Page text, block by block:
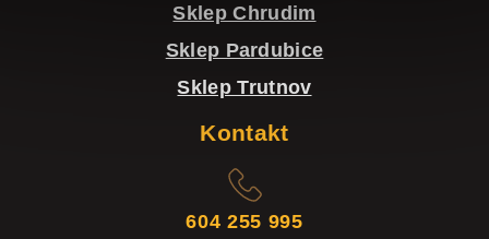
Sklep Chrudim
Sklep Pardubice
Sklep Trutnov
Kontakt
604 255 995